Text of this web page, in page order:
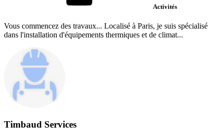
Activités
Vous commencez des travaux... Localisé à Paris, je suis spécialisé
dans l'installation d'équipements thermiques et de climat...
Timbaud Services